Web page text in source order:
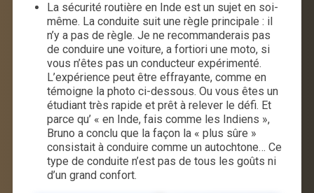
La sécurité routière en Inde est un sujet en soi-
même. La conduite suit une règle principale : il
n’y a pas de règle. Je ne recommanderais pas
de conduire une voiture, a fortiori une moto, si
vous n’êtes pas un conducteur expérimenté.
L’expérience peut être effrayante, comme en
témoigne la photo ci-dessous. Ou vous êtes un
étudiant très rapide et prêt à relever le défi. Et
parce qu’ « en Inde, fais comme les Indiens »,
Bruno a conclu que la façon la « plus sûre »
consistait à conduire comme un autochtone… Ce
type de conduite n’est pas de tous les goûts ni
d’un grand confort.